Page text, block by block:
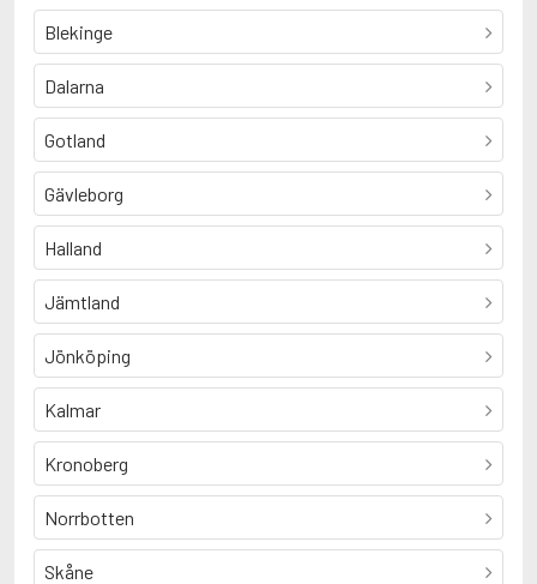
Blekinge
Dalarna
Gotland
Gävleborg
Halland
Jämtland
Jönköping
Kalmar
Kronoberg
Norrbotten
Skåne